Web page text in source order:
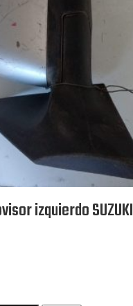
izquierdo SUZUKI